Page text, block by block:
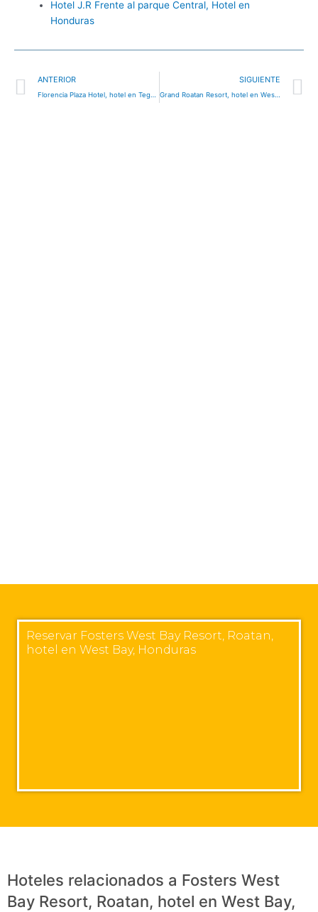
Hotel J.R Frente al parque Central, Hotel en
Honduras
Ant
ANTERIOR
Florencia Plaza Hotel, hotel en Tegucigalpa, Honduras
SIGUIENTE
Grand Roatan Resort, hotel en West Bay, Honduras
Reservar Fosters West Bay Resort, Roatan,
hotel en West Bay, Honduras
Hoteles relacionados a Fosters West
Bay Resort, Roatan, hotel en West Bay,